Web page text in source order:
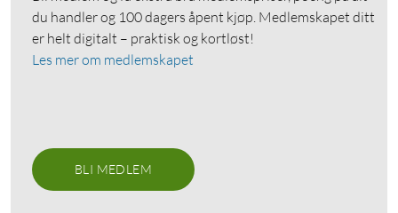
du handler og 100 dagers åpent kjøp. Medlemskapet ditt
er helt digitalt – praktisk og kortløst!
Les mer om medlemskapet
BLI MEDLEM